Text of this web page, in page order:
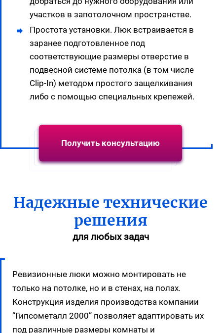
участков в запотолочном пространстве.
Простота установки. Люк встраивается в
заранее подготовленное под
соответствующие размеры отверстие в
подвесной системе потолка (в том числе
Clip-In) методом простого защелкивания
либо с помощью специальных крепежей.
Получить консультацию
Надежные технические
решения
для любых задач
Ревизионные люки можно монтировать не
только на потолке, но и в стенах, на полах.
Конструкция изделия производства компании
“Гипсометалл 2000” позволяет адаптировать их
под различные размеры комнаты и